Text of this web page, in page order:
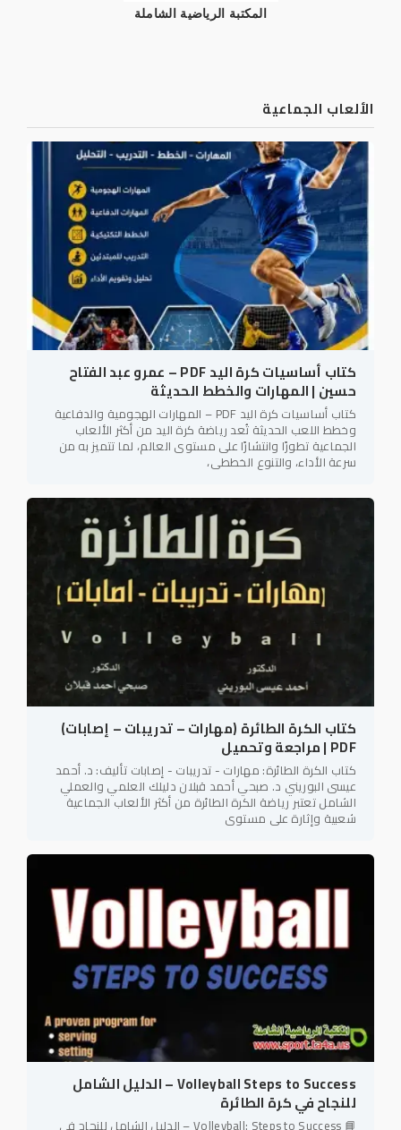
المكتبة الرياضية الشاملة
الألعاب الجماعية
كتاب أساسيات كرة اليد PDF – عمرو عبد الفتاح
حسين | المهارات والخطط الحديثة
كتاب أساسيات كرة اليد PDF – المهارات الهجومية والدفاعية
وخطط اللعب الحديثة تُعد رياضة كرة اليد من أكثر الألعاب
الجماعية تطورًا وانتشارًا على مستوى العالم، لما تتميز به من
سرعة الأداء، والتنوع الخططي،
كتاب الكرة الطائرة (مهارات – تدريبات – إصابات)
PDF | مراجعة وتحميل
كتاب الكرة الطائرة: مهارات - تدريبات - إصابات تأليف: د. أحمد
عيسى البوريني د. صبحي أحمد قبلان دليلك العلمي والعملي
الشامل تعتبر رياضة الكرة الطائرة من أكثر الألعاب الجماعية
شعبية وإثارة على مستوى
Volleyball Steps to Success – الدليل الشامل
للنجاح في كرة الطائرة